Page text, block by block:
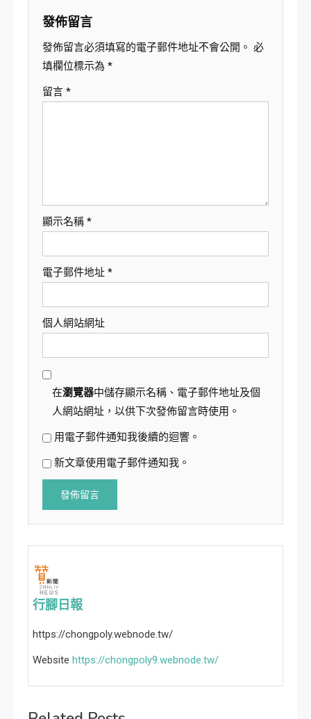
覽
發佈留言
發佈留言必須填寫的電子郵件地址不會公開。 必
填欄位標示為 *
留言 *
顯示名稱 *
電子郵件地址 *
個人網站網址
在瀏覽器中儲存顯示名稱、電子郵件地址及個
人網站網址，以供下次發佈留言時使用。
用電子郵件通知我後續的迴響。
新文章使用電子郵件通知我。
行腳日報
https://chongpoly.webnode.tw/
Website https://chongpoly9.webnode.tw/